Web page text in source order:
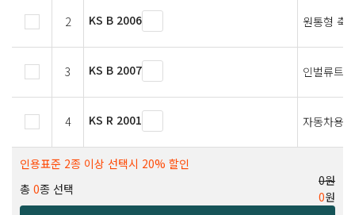
2 KS B 2006 원통형 축
3 KS B 2007 인벌류트
4 KS R 2001 자동차용
인용표준 2종 이상 선택시 20% 할인
총 0종 선택
0원
0원